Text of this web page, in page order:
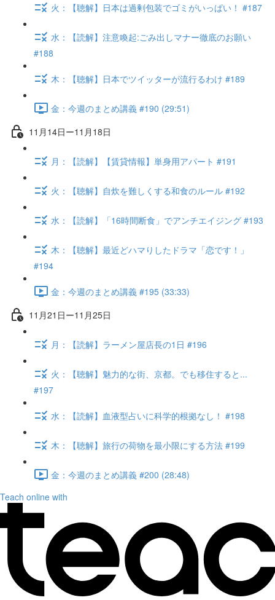
火：【聴解】日本は過剰包装でゴミがいっぱい！ #187
水：【読解】注意喚起:ごみ出しマナー徹底のお願い
#188
木：【聴解】日本でツイッターが流行るわけ #189
金：今週のまとめ講義 #190 (29:51)
11月14日ー11月18日
月：【読解】【賃貸情報】単身用アパート #191
火：【聴解】自炊を難しくする和食のルール #192
水：【読解】「16時間断食」でアンチエイジング #193
木：【聴解】最近どハマりしたドラマ「恋です！」
#194
金：今週のまとめ講義 #195 (33:33)
11月21日ー11月25日
月：【読解】ラーメン屋店長の1日 #196
火：【聴解】魅力的な街、京都。でも移住すると...
#197
水：【読解】血液型占いに科学的根拠なし！ #198
木：【聴解】旅行の荷物を最小限にする方法 #199
金：今週のまとめ講義 #200 (28:48)
Teach online with